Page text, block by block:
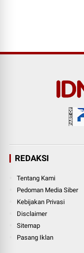
REDAKSI
Tentang Kami
Pedoman Media Siber
Kebijakan Privasi
Disclaimer
Sitemap
Pasang Iklan